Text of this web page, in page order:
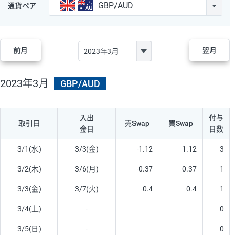
通貨ペア GBP/AUD
前月 翌月
2023年3月 GBP/AUD
取引日
入出
金日
売Swap 買Swap
付与
日数
3/1(水) 3/3(金) -1.12 1.12 3
3/2(木) 3/6(月) -0.37 0.37 1
3/3(金) 3/7(火) -0.4 0.4 1
3/4(土) - 0
3/5(日) - 0